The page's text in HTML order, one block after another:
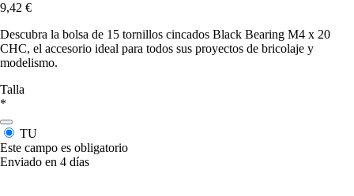
9,42 €
Descubra la bolsa de 15 tornillos cincados Black Bearing M4 x 20
CHC, el accesorio ideal para todos sus proyectos de bricolaje y
modelismo.
Talla
*
TU
Este campo es obligatorio
Enviado en 4 días